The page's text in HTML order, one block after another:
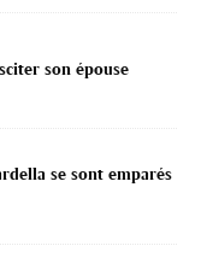
son épouse
se sont emparés